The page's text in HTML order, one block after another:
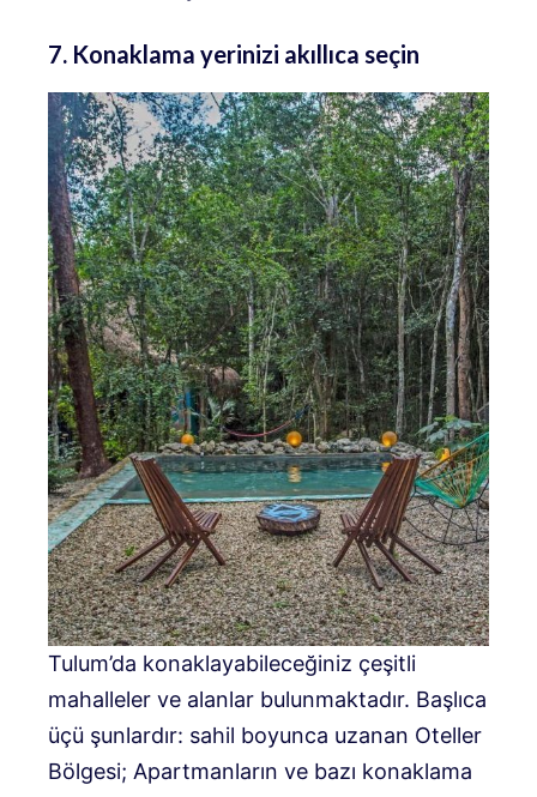
7. Konaklama yerinizi akıllıca seçin
Tulum’da konaklayabileceğiniz çeşitli
mahalleler ve alanlar bulunmaktadır. Başlıca
üçü şunlardır: sahil boyunca uzanan Oteller
Bölgesi; Apartmanların ve bazı konaklama